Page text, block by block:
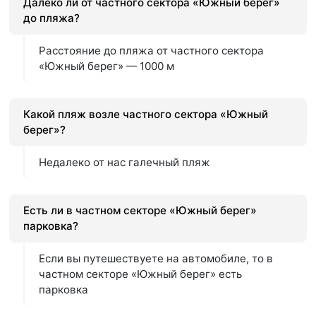
до пляжа?
Расстояние до пляжа от частного сектора
«Южный берег» — 1000 м
Какой пляж возле частного сектора «Южный
берег»?
Недалеко от нас галечный пляж
Есть ли в частном секторе «Южный берег»
парковка?
Если вы путешествуете на автомобиле, то в
частном секторе «Южный берег» есть
парковка